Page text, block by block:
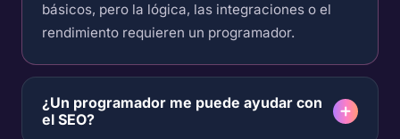
básicos, pero la lógica, las integraciones o el
rendimiento requieren un programador.
¿Un programador me puede ayudar con
el SEO?